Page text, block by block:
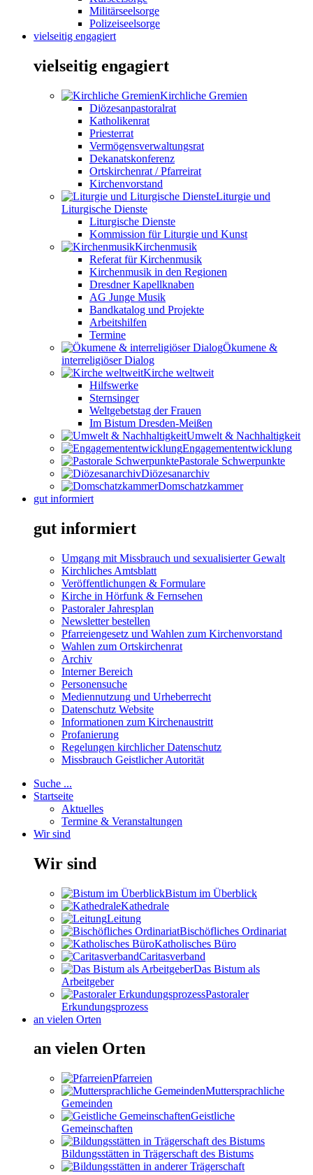
Militärseelsorge
Polizeiseelsorge
vielseitig engagiert
vielseitig engagiert
Kirchliche Gremien
Diözesanpastoralrat
Katholikenrat
Priesterrat
Vermögensverwaltungsrat
Dekanatskonferenz
Ortskirchenrat / Pfarreirat
Kirchenvorstand
Liturgie und
Liturgische Dienste
Liturgische Dienste
Kommission für Liturgie und Kunst
Kirchenmusik
Referat für Kirchenmusik
Kirchenmusik in den Regionen
Dresdner Kapellknaben
AG Junge Musik
Bandkatalog und Projekte
Arbeitshilfen
Termine
Ökumene &
interreligiöser Dialog
Kirche weltweit
Hilfswerke
Sternsinger
Weltgebetstag der Frauen
Im Bistum Dresden-Meißen
Umwelt & Nachhaltigkeit
Engagemententwicklung
Pastorale Schwerpunkte
Diözesanarchiv
Domschatzkammer
gut informiert
gut informiert
Umgang mit Missbrauch und sexualisierter Gewalt
Kirchliches Amtsblatt
Veröffentlichungen & Formulare
Kirche in Hörfunk & Fernsehen
Pastoraler Jahresplan
Newsletter bestellen
Pfarreiengesetz und Wahlen zum Kirchenvorstand
Wahlen zum Ortskirchenrat
Archiv
Interner Bereich
Personensuche
Mediennutzung und Urheberrecht
Datenschutz Website
Informationen zum Kirchenaustritt
Profanierung
Regelungen kirchlicher Datenschutz
Missbrauch Geistlicher Autorität
Suche ...
Startseite
Aktuelles
Termine & Veranstaltungen
Wir sind
Wir sind
Bistum im Überblick
Kathedrale
Leitung
Bischöfliches Ordinariat
Katholisches Büro
Caritasverband
Das Bistum als
Arbeitgeber
Pastoraler
Erkundungsprozess
an vielen Orten
an vielen Orten
Pfarreien
Muttersprachliche
Gemeinden
Geistliche
Gemeinschaften
Bildungsstätten in Trägerschaft des Bistums